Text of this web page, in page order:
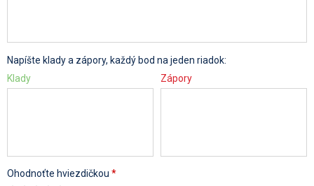
Napíšte klady a zápory, každý bod na jeden riadok:
Klady
Zápory
Ohodnoťte hviezdičkou *